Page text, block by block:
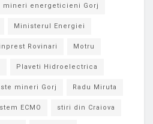
mineri energeticieni Gorj
Ministerul Energiei
Rovinari Motru
Plaveti Hidroelectrica
mineri Gorj Radu Miruta
ECMO stiri din Craiova